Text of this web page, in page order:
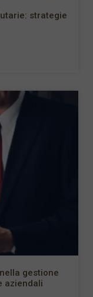
strategie
gestione
aziendali